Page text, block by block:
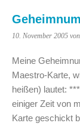
10. November 2005
Meine
Maestro-Karte,
heißen) lautet:
einiger Zeit von
Karte geschickt